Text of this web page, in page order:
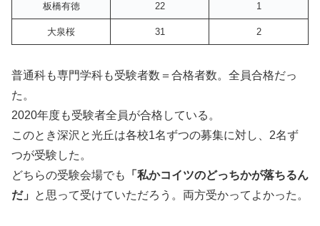
板橋有徳 22 1
大泉桜 31 2
普通科も専門学科も受験者数＝合格者数。全員合格だっ
た。
2020年度も受験者全員が合格している。
このとき深沢と光丘は各校1名ずつの募集に対し、2名ず
つが受験した。
どちらの受験会場でも
「私かコイツのどっちかが落ちるん
だ」
と思って受けていただろう。両方受かってよかった。